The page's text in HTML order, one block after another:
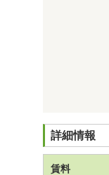
詳細情報
賃料